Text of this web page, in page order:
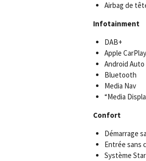
Airbag de
Infotainment
DAB+
Apple CarPlay
Android Auto
Bluetooth
Media Nav
“Media
Confort
Démarrage
Entrée sans
Système